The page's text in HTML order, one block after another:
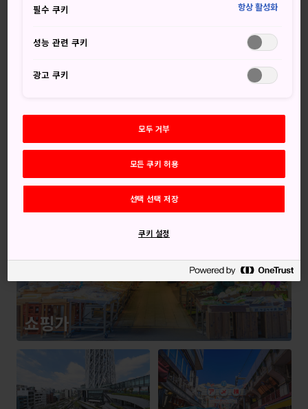
관심사별 탐색
쇼핑가
필수 쿠키 항상 활성화
성능 관련 쿠키
광고 쿠키
모두 거부
모든 쿠키 허용
선택 선택 저장
쿠키 설정